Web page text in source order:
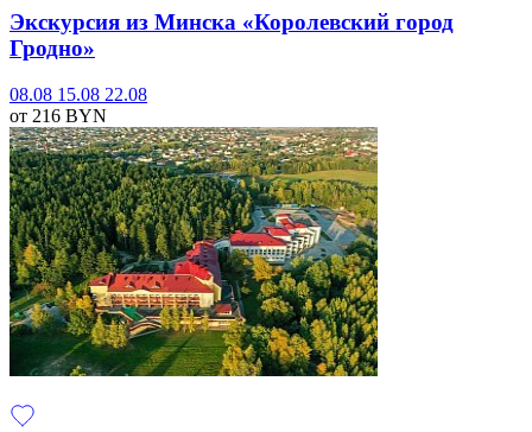
Экскурсия из Минска «Королевский город
Гродно»
08.08 15.08 22.08
от 216 BYN